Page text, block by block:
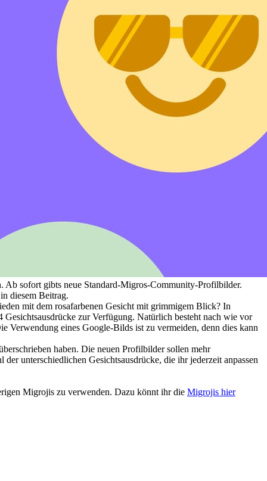
Ab sofort gibts neue Standard-Migros-Community-Profilbilder.
diesem Beitrag.
mit dem rosafarbenen Gesicht mit grimmigem Blick? In
Gesichtsausdrücke zur Verfügung. Natürlich besteht nach wie vor
Verwendung eines Google-Bilds ist zu vermeiden, denn dies kann
haben. Die neuen Profilbilder sollen mehr
unterschiedlichen Gesichtsausdrücke, die ihr jederzeit anpassen
Migrojis zu verwenden. Dazu könnt ihr die Migrojis hier